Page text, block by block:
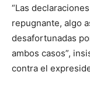
“Las
repugnante, algo
desafortunadas
ambos casos”,
contra el